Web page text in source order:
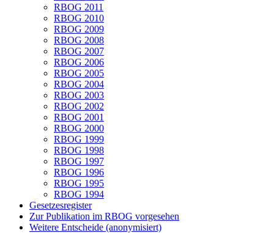
RBOG 2011
RBOG 2010
RBOG 2009
RBOG 2008
RBOG 2007
RBOG 2006
RBOG 2005
RBOG 2004
RBOG 2003
RBOG 2002
RBOG 2001
RBOG 2000
RBOG 1999
RBOG 1998
RBOG 1997
RBOG 1996
RBOG 1995
RBOG 1994
Gesetzesregister
Zur Publikation im RBOG vorgesehen
Weitere Entscheide (anonymisiert)